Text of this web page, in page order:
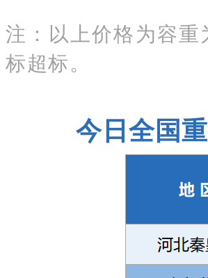
注：以上价格为容
标超标。
今日全国